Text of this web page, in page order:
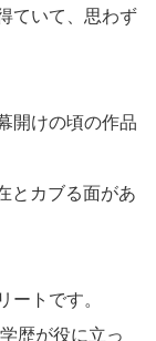
ていて、思わず
開けの頃の作品
とカブる面があ
ートです。
歴が役に立っ